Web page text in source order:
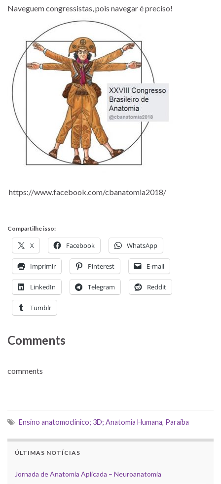
Naveguem congressistas, pois navegar é preciso!
https://www.facebook.com/cbanatomia2018/
Compartilhe isso:
X Facebook WhatsApp
Imprimir Pinterest E-mail
LinkedIn Telegram Reddit
Tumblr
Comments
comments
Ensino anatomoclínico; 3D; Anatomia Humana, Paraíba
ÚLTIMAS NOTÍCIAS
Jornada de Anatomia Aplicada – Neuroanatomia